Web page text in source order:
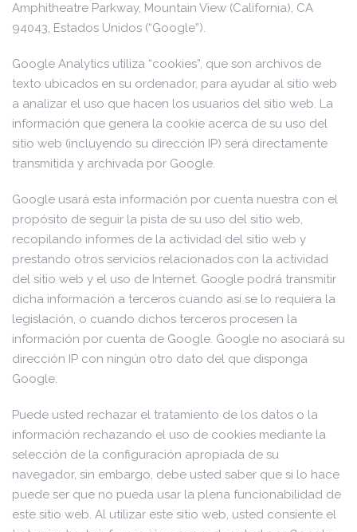
Amphitheatre Parkway, Mountain View (California), CA
94043, Estados Unidos (“Google”).
Google Analytics utiliza “cookies”, que son archivos de
texto ubicados en su ordenador, para ayudar al sitio web
a analizar el uso que hacen los usuarios del sitio web. La
información que genera la cookie acerca de su uso del
sitio web (incluyendo su dirección IP) será directamente
transmitida y archivada por Google.
Google usará esta información por cuenta nuestra con el
propósito de seguir la pista de su uso del sitio web,
recopilando informes de la actividad del sitio web y
prestando otros servicios relacionados con la actividad
del sitio web y el uso de Internet. Google podrá transmitir
dicha información a terceros cuando así se lo requiera la
legislación, o cuando dichos terceros procesen la
información por cuenta de Google. Google no asociará su
dirección IP con ningún otro dato del que disponga
Google.
Puede usted rechazar el tratamiento de los datos o la
información rechazando el uso de cookies mediante la
selección de la configuración apropiada de su
navegador, sin embargo, debe usted saber que si lo hace
puede ser que no pueda usar la plena funcionabilidad de
este sitio web. Al utilizar este sitio web, usted consiente el